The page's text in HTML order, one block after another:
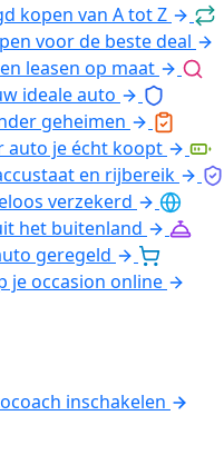
kopen van A tot Z
voor de beste deal
leasen op maat
ideale auto
geheimen
auto je écht koopt
en rijbereik
verzekerd
het buitenland
geregeld
je occasion online
inschakelen